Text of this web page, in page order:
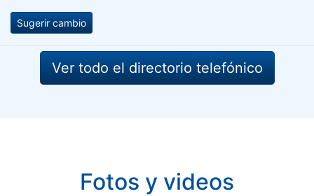
Sugerir cambio
Ver todo el directorio telefónico
Fotos y videos